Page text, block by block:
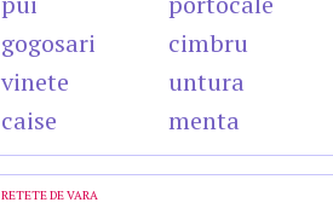
gogosari
vinete
caise
cimbru
untura
menta
RETETE DE VARA